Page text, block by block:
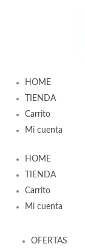
HOME
TIENDA
Carrito
Mi cuenta
HOME
TIENDA
Carrito
Mi cuenta
OFERTAS